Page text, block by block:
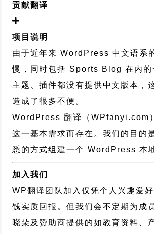
贡献翻译
项目说明
由于近年来 WordPress 中文语系
慢，同时包括 Sports Blog 在内的
主题、插件都没有提供中文版本，
造成了很多不便。
WordPress 翻译（WPfanyi.com）
这一基本需求而存在。我们的目的
悉的方式组建一个 WordPress 本
加入我们
WP翻译团队加入仅凭个人兴趣爱
钱实质回报。但我们会不定期为成
晓朵及赞助商提供的如教育资料、